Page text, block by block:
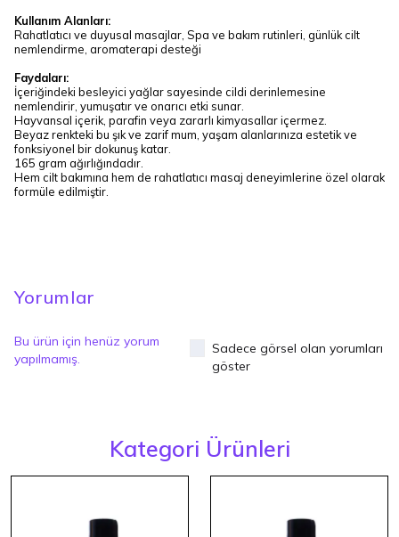
Kullanım Alanları:
Rahatlatıcı ve duyusal masajlar, Spa ve bakım rutinleri, günlük cilt
nemlendirme, aromaterapi desteği
Faydaları:
İçeriğindeki besleyici yağlar sayesinde cildi derinlemesine
nemlendirir, yumuşatır ve onarıcı etki sunar.
Hayvansal içerik, parafin veya zararlı kimyasallar içermez.
Beyaz renkteki bu şık ve zarif mum, yaşam alanlarınıza estetik ve
fonksiyonel bir dokunuş katar.
165 gram ağırlığındadır.
Hem cilt bakımına hem de rahatlatıcı masaj deneyimlerine özel olarak
formüle edilmiştir.
Yorumlar
Bu ürün için henüz yorum
yapılmamış.
Sadece görsel olan yorumları
göster
Kategori Ürünleri